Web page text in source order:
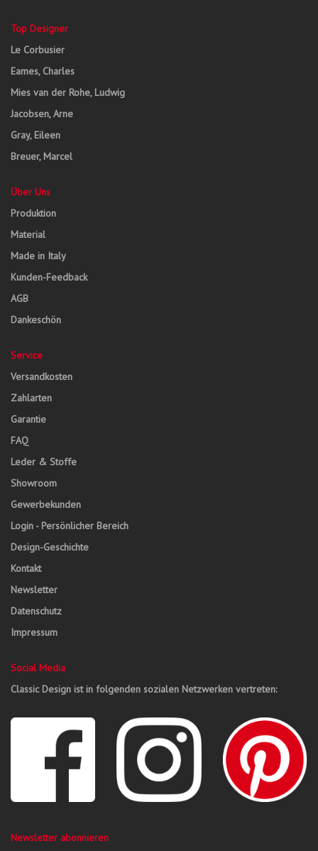
Top Designer
Le Corbusier
Eames, Charles
Mies van der Rohe, Ludwig
Jacobsen, Arne
Gray, Eileen
Breuer, Marcel
Über Uns
Produktion
Material
Made in Italy
Kunden-Feedback
AGB
Dankeschön
Service
Versandkosten
Zahlarten
Garantie
FAQ
Leder & Stoffe
Showroom
Gewerbekunden
Login - Persönlicher Bereich
Design-Geschichte
Kontakt
Newsletter
Datenschutz
Impressum
Social Media
Classic Design ist in folgenden sozialen Netzwerken vertreten:
Newsletter abonnieren